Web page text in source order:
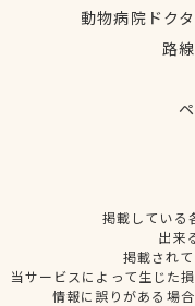
動物病院ドク
路
掲載している
出来
掲載され
当サービスによって生じた
情報に誤りがある場